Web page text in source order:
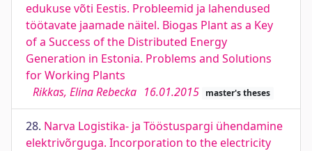
edukuse võti Eestis. Probleemid ja lahendused
töötavate jaamade näitel. Biogas Plant as a Key
of a Success of the Distributed Energy
Generation in Estonia. Problems and Solutions
for Working Plants
Rikkas, Elina Rebecka 16.01.2015 master's theses
28. Narva Logistika- ja Tööstuspargi ühendamine
elektrivõrguga. Incorporation to the electricity